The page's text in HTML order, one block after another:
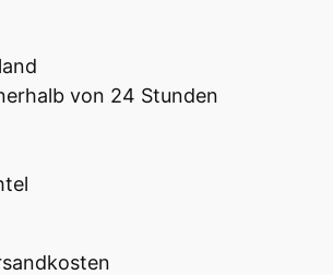
von 24 Stunden